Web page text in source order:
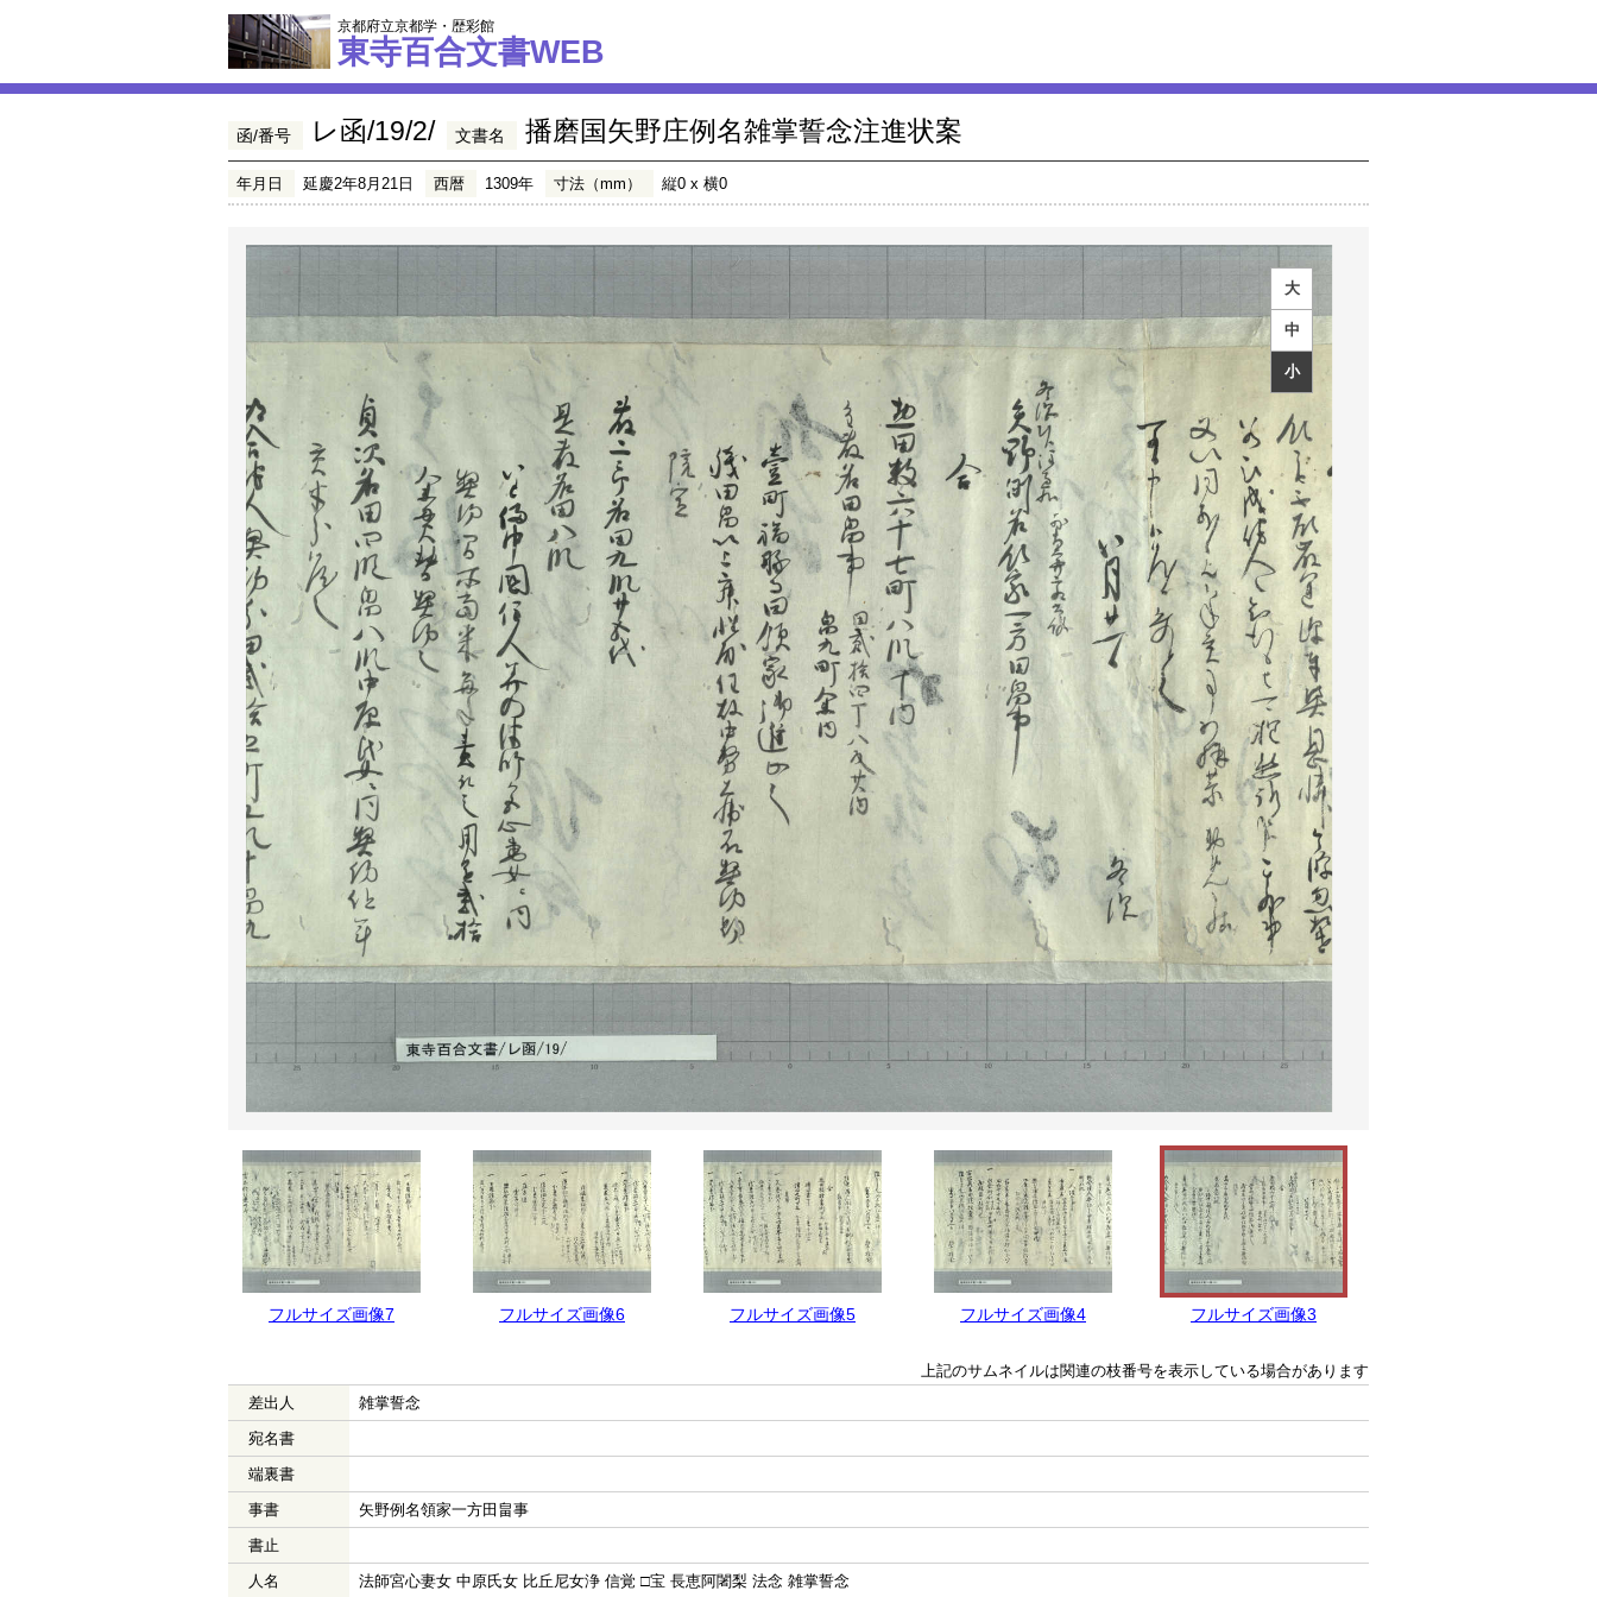
京都府立京都学・歴彩館
東寺百合文書WEB
函/番号 レ函/19/2/ 文書名 播磨国矢野庄例名雑掌誓念注進状案
年月日 延慶2年8月21日 西暦 1309年 寸法（mm） 縦0 x 横0
大
中
小
フルサイズ画像7 フルサイズ画像6 フルサイズ画像5 フルサイズ画像4 フルサイズ画像3
上記のサムネイルは関連の枝番号を表示している場合があります
差出人
雑掌誓念
宛名書
端裏書
事書
矢野例名領家一方田畠事
書止
人名
法師宮心妻女 中原氏女 比丘尼女浄 信覚 □宝 長恵阿闍梨 法念 雑掌誓念